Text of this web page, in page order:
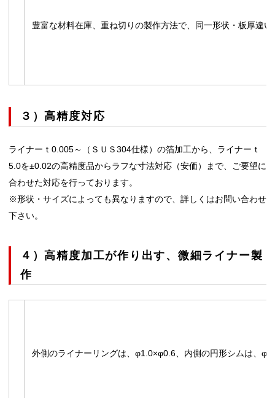
豊富な材料在庫、重ね切りの製作方法で、同一形状・板厚違
３）高精度対応
ライナーｔ0.005～（ＳＵＳ304仕様）の箔加工から、ライナーｔ
5.0を±0.02の高精度品からラフな寸法対応（安価）まで、ご要望に
合わせた対応を行っております。
※形状・サイズによっても異なりますので、詳しくはお問い合わせ
下さい。
４）高精度加工が作り出す、微細ライナー製
作
外側のライナーリングは、φ1.0×φ0.6、内側の円形シムは、